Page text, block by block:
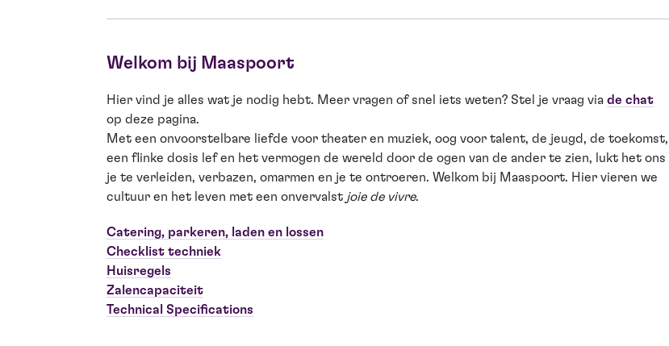
Welkom bij Maaspoort
Hier vind je alles wat je nodig hebt. Meer vragen of snel iets weten? Stel je vraag via de chat
op deze pagina.
Met een onvoorstelbare liefde voor theater en muziek, oog voor talent, de jeugd, de toekomst,
een flinke dosis lef en het vermogen de wereld door de ogen van de ander te zien, lukt het ons
je te verleiden, verbazen, omarmen en je te ontroeren. Welkom bij Maaspoort. Hier vieren we
cultuur en het leven met een onvervalst joie de vivre.
Catering, parkeren, laden en lossen
Checklist techniek
Huisregels
Zalencapaciteit
Technical Specifications